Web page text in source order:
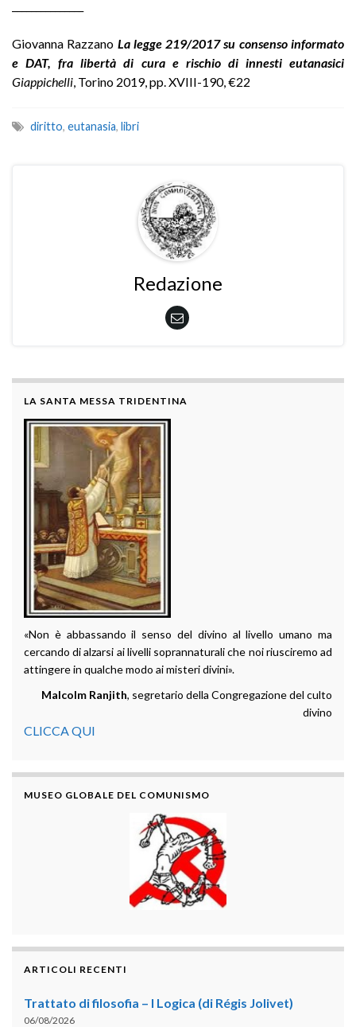
Giovanna Razzano La legge 219/2017 su consenso informato
e DAT, fra libertà di cura e rischio di innesti eutanasici
Giappichelli , Torino 2019, pp. XVIII-190, €22
diritto, eutanasia, libri
Redazione
LA SANTA MESSA TRIDENTINA
«Non è abbassando il senso del divino al livello umano ma
cercando di alzarsi ai livelli soprannaturali che noi riusciremo ad
attingere in qualche modo ai misteri divini».
Malcolm Ranjith, segretario della Congregazione del culto
divino
CLICCA QUI
MUSEO GLOBALE DEL COMUNISMO
ARTICOLI RECENTI
Trattato di filosofia – I Logica (di Régis Jolivet)
06/08/2026